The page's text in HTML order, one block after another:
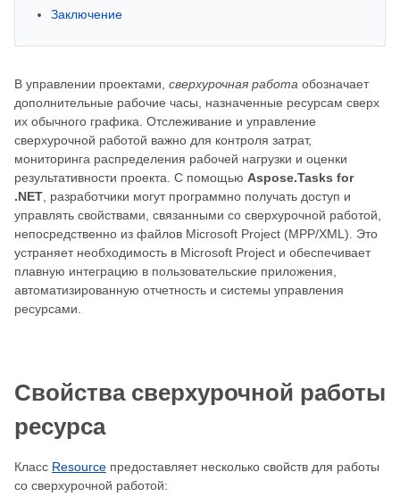
Заключение
В управлении проектами, сверхурочная работа обозначает
дополнительные рабочие часы, назначенные ресурсам сверх
их обычного графика. Отслеживание и управление
сверхурочной работой важно для контроля затрат,
мониторинга распределения рабочей нагрузки и оценки
результативности проекта. С помощью Aspose.Tasks for
.NET, разработчики могут программно получать доступ и
управлять свойствами, связанными со сверхурочной работой,
непосредственно из файлов Microsoft Project (MPP/XML). Это
устраняет необходимость в Microsoft Project и обеспечивает
плавную интеграцию в пользовательские приложения,
автоматизированную отчетность и системы управления
ресурсами.
Свойства сверхурочной работы
ресурса
Класс Resource предоставляет несколько свойств для работы
со сверхурочной работой: